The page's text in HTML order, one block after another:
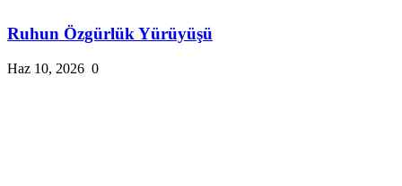
Ruhun Özgürlük Yürüyüşü
Haz 10, 2026 0